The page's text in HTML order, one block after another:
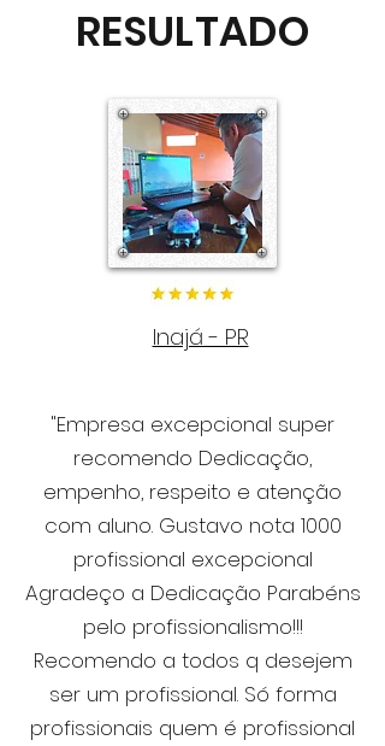
RESULTADO
Inajá - PR
"Empresa excepcional super
recomendo Dedicação,
empenho, respeito e atenção
com aluno. Gustavo nota 1000
profissional excepcional
Agradeço a Dedicação Parabéns
pelo profissionalismo!!!
Recomendo a todos q desejem
ser um profissional. Só forma
profissionais quem é profissional